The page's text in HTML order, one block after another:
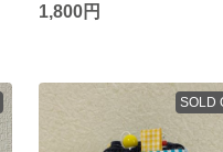
1,800円
SOLD